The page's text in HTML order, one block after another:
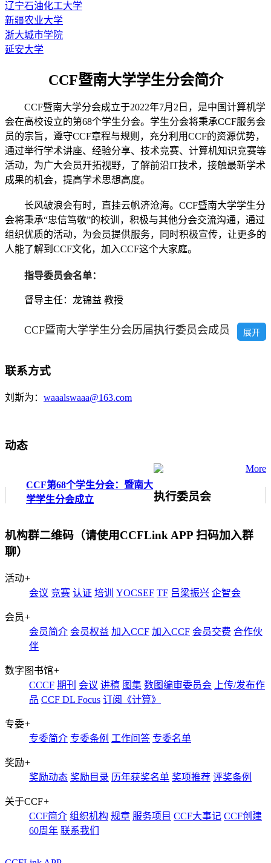
辽宁石油化工大学
新疆农业大学
浙大城市学院
延安大学
CCF暨南大学学生分会简介
CCF暨南大学分会成立于2022年7月2日，是中国计算机学
会在高校设立的第68个学生分会。学生分会将秉承CCF服务会
员的宗旨，遵守CCF章程与规则，充分利用CCF的资源优势，
通过举行学术讲座、经验分享、技术竞赛、计算机知识竞赛等
活动，为广大会员开拓视野，了解前沿IT技术，接触最新学术
成果的机会，提高学术思想高度。
长风破浪会有时，直挂云帆济沧海。 CCF暨南大学学生分
会将秉承“忠信笃敬”的校训，积极与其他分会交流沟通，通过
组织优质的活动，为会员提供服务，同时积极宣传，让更多的
人能了解到CCF文化，加入CCF这个大家庭。
指导委员会名单：
督导主任：龙锦益 教授
CCF暨南大学学生分会历届执行委员会成员 展开
联系方式
刘斯为 ： waaalswaaa@163.com
动态
More
CCF第68个学生分会：暨南大
学学生分会成立
执行委员会
机构群二维码（请使用CCFLink APP 扫码加入群
聊）
活动+
会议 竞赛 认证 培训 YOCSEF TF 吕梁振兴 企智会
会员+
会员简介 会员权益 加入CCF 加入CCF 会员交费 合作伙
伴
数字图书馆+
CCCF 期刊 会议 讲稿 图集 数图编审委员会
上传/发布作
品 CCF DL Focus 订阅《计算》
专委+
专委简介 专委条例 工作问答 专委名单
奖励+
奖励动态 奖励目录 历年获奖名单 奖项推荐 评奖条例
关于CCF+
CCF简介 组织机构 规章 服务项目 CCF大事记 CCF创建
60周年 联系我们